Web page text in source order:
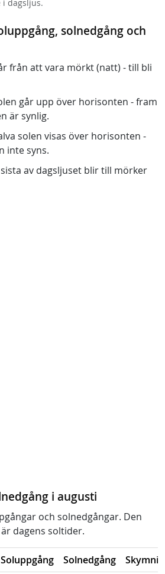
dagsljus.
solnedgång och
från att vara mörkt (natt) - till bli
går upp över horisonten - fram
är synlig.
solen visas över horisonten -
inte syns.
av dagsljuset blir till mörker
i augusti
och solnedgångar. Den
dagens soltider.
Soluppgång Solnedgång